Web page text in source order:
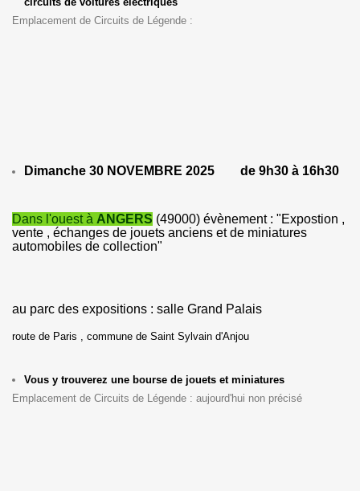
Emplacement de Circuits de Légende :
Dimanche 30 NOVEMBRE 2025 de 9h30 à 16h30
Dans l'ouest à ANGERS (49000) évènement : "Expostion ,
vente , échanges de jouets anciens et de miniatures
automobiles de collection"
au parc des expositions : salle Grand Palais
route de Paris , commune de Saint Sylvain d'Anjou
Vous y trouverez une bourse de jouets et miniatures
Emplacement de Circuits de Légende : aujourd'hui non précisé